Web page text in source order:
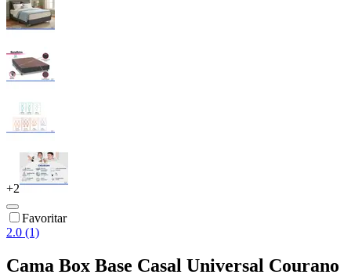
+2
Favoritar
2.0 (1)
Cama Box Base Casal Universal Courano